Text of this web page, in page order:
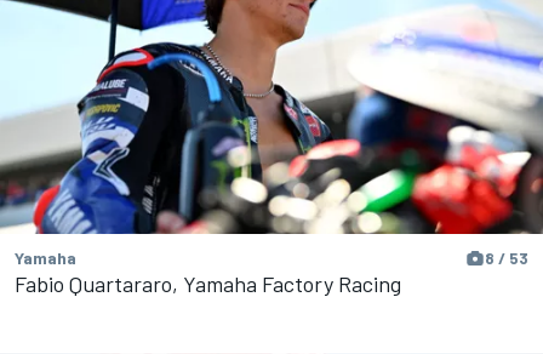
Yamaha 8 / 53
Fabio Quartararo, Yamaha Factory Racing